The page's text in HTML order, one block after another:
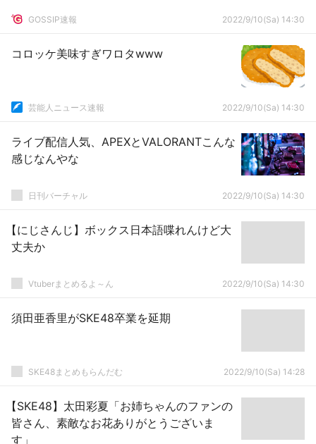
GOSSIP速報 2022/9/10(Sa) 14:30
コロッケ美味すぎワロタwww
芸能人ニュース速報 2022/9/10(Sa) 14:30
ライブ配信人気、APEXとVALORANTこんな
感じなんやな
日刊バーチャル 2022/9/10(Sa) 14:30
【にじさんじ】ボックス日本語喋れんけど大
丈夫か
Vtuberまとめるよ～ん 2022/9/10(Sa) 14:30
須田亜香里がSKE48卒業を延期
SKE48まとめもらんだむ 2022/9/10(Sa) 14:28
【SKE48】太田彩夏「お姉ちゃんのファンの
皆さん、素敵なお花ありがとうございま
す」